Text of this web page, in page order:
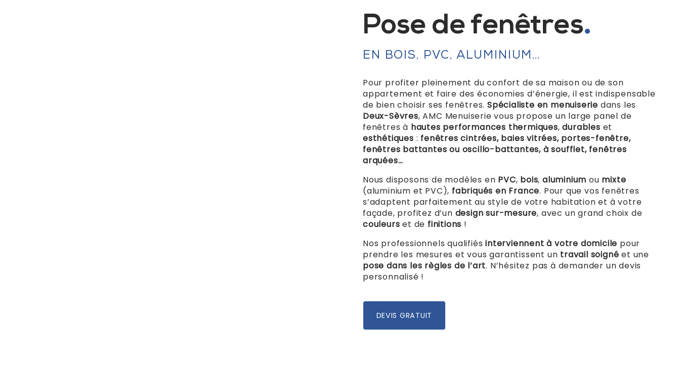
Pose de fenêtres
EN BOIS, PVC, ALUMINIUM…
Pour profiter pleinement du confort de sa maison ou de son
appartement et faire des économies d’énergie, il est indispensable
de bien choisir ses fenêtres.Spécialiste en menuiserie dans les
Deux-Sèvres, AMC Menuiserie vous propose un large panel de
fenêtres à hautes performances thermiques,durables et
esthétiques : fenêtres cintrées, baies vitrées, portes-fenêtre,
fenêtres battantes ou oscillo-battantes, à soufflet, fenêtres
arquées…
Nous disposons de modèles en PVC, bois,aluminium ou mixte
(aluminium et PVC), fabriqués en France. Pour que vos fenêtres
s’adaptent parfaitement au style de votre habitation et à votre
façade, profitez d’un design sur-mesure, avec un grand choix de
couleurs et de finitions !
Nos professionnels qualifiésinterviennent à votre domicile pour
prendre les mesures et vous garantissent un travail soigné et une
pose dans les règles de l’art. N’hésitez pas à demander un devis
personnalisé !
DEVIS GRATUIT